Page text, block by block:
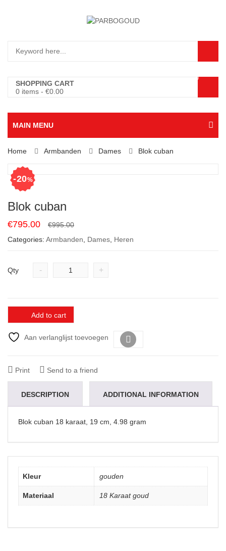
SHOPPING CART
0 items - €0.00
0
MAIN MENU
Home Armbanden Dames Blok cuban
20%
Blok cuban
€995.00Original
price
€795.00
Current
price
Categories: Armbanden, Dames, Heren
Qty - +
Add to cart
Aan verlanglijst toevoegen
Print Send to a friend
DESCRIPTION ADDITIONAL INFORMATION
Blok cuban 18 karaat, 19 cm, 4.98 gram
Kleur gouden
Materiaal 18 Karaat goud